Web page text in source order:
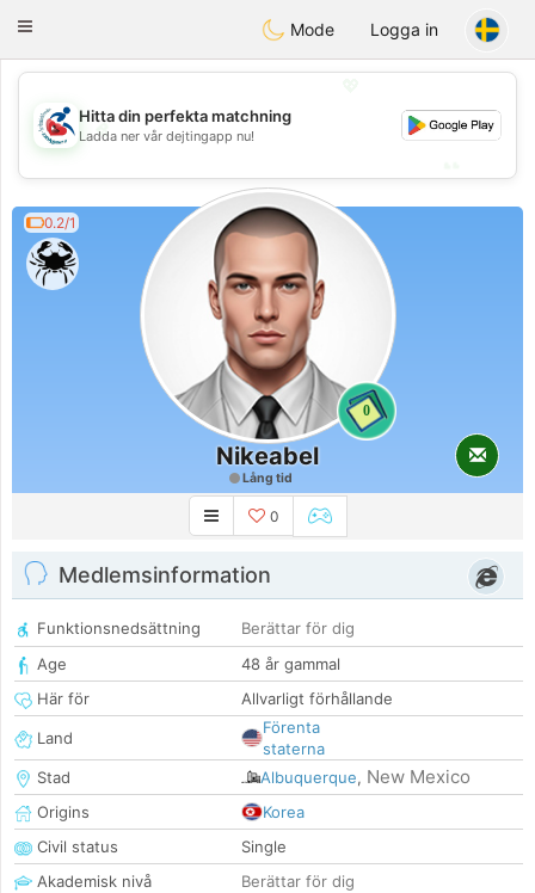
Handi Space
Toggle
Mode Logga in
💖
💕
Hitta din perfekta matchning
Ladda ner vår dejtingapp nu!
0.2/1
0
Nikeabel
Lång tid
0
Medlemsinformation
Funktionsnedsättning
Berättar för dig
Age
48 år gammal
Här för
Allvarligt förhållande
Land
Förenta
staterna
Stad
Albuquerque, New Mexico
Origins
Korea
Civil status
Single
Akademisk nivå
Berättar för dig